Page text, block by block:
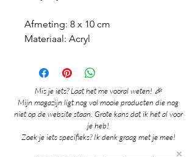
Afmeting: 8 x 10 cm
Materiaal: Acryl
Mis je iets? Laat het me vooral weten! 🎉
Mijn magazijn ligt nog vol mooie producten die nog
niet op de website staan. Grote kans dat ik het al voor
je heb!
Zoek je iets specifieks? Ik denk graag met je mee!